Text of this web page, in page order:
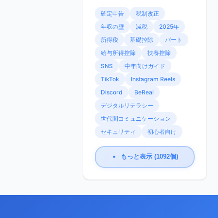
確定申告
税制改正
年収の壁
減税
2025年
所得税
基礎控除
パート
給与所得控除
扶養控除
SNS
中年向けガイド
TikTok
Instagram Reels
Discord
BeReal
デジタルリテラシー
世代間コミュニケーション
セキュリティ
初心者向け
▼ もっと表示 (1092個)